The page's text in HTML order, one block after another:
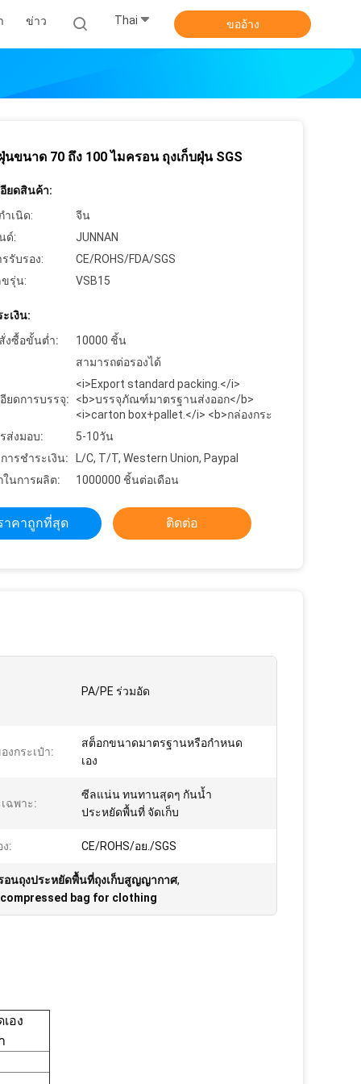
ข่าว Thai ขออ้าง
นขนาด 70 ถึง 100 ไมครอน ถุงเก็บฝุ่น SGS
ยดสินค้า:
ำเนิด:
จีน
ด์:
JUNNAN
รับรอง:
CE/ROHS/FDA/SGS
ขรุ่น:
VSB15
เงิน:
งซื้อขั้นต่ำ:
10000 ชิ้น
สามารถต่อรองได้
ยดการบรรจุ:
<i>Export standard packing.</i>
<b>บรรจุภัณฑ์มาตรฐานส่งออก</b>
<i>carton box+pallet.</i> <b>กล่องกระ
ส่งมอบ:
5-10วัน
ารชำระเงิน:
L/C, T/T, Western Union, Paypal
ในการผลิต:
1000000 ชิ้นต่อเดือน
าคาถูกที่สุด ติดต่อ
PA/PE ร่วมอัด
งกระเป๋า:
สต็อกขนาดมาตรฐานหรือกำหนด
เอง
ฉพาะ:
ซีลแน่น ทนทานสุดๆ กันน้ำ
ประหยัดพื้นที่ จัดเก็บ
: CE/ROHS/อย./SGS
อนถุงประหยัดพื้นที่ถุงเก็บสูญญากาศ,
compressed bag for clothing
อง